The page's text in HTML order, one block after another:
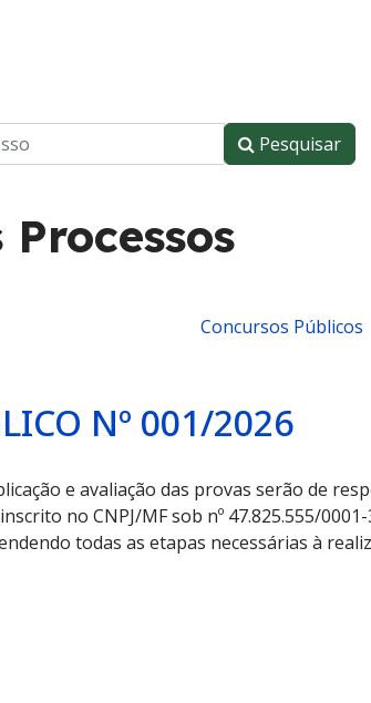
Pesquisar
Concursos Públicos
Nº 001/2026
e avaliação das provas serão de
no CNPJ/MF sob nº 47.825.555/
todas as etapas necessárias à